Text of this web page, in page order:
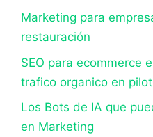
Marketing para
restauración
SEO para ecommerce
trafico organico en
Los Bots de IA que
en Marketing